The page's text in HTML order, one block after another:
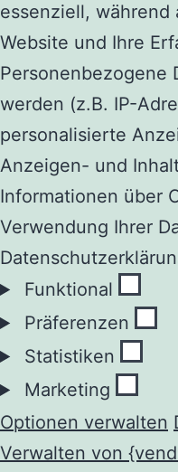
essenziell, während
Website und Ihre
Personenbezogene
werden (z.B. IP-
personalisierte
Anzeigen- und
Informationen über
Verwendung Ihrer
Funktional
Präferenzen
Statistiken
Marketing
Optionen verwalten
Verwalten von